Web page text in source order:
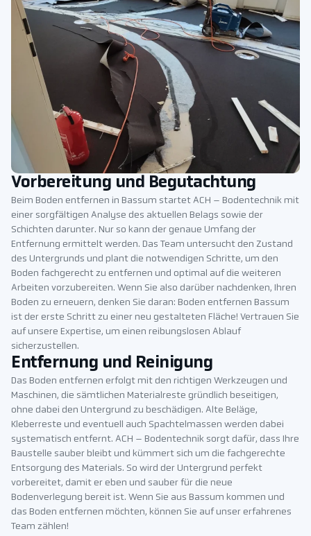
Vorbereitung und Begutachtung
Beim Boden entfernen in Bassum startet ACH – Bodentechnik mit
einer sorgfältigen Analyse des aktuellen Belags sowie der
Schichten darunter. Nur so kann der genaue Umfang der
Entfernung ermittelt werden. Das Team untersucht den Zustand
des Untergrunds und plant die notwendigen Schritte, um den
Boden fachgerecht zu entfernen und optimal auf die weiteren
Arbeiten vorzubereiten. Wenn Sie also darüber nachdenken, Ihren
Boden zu erneuern, denken Sie daran: Boden entfernen Bassum
ist der erste Schritt zu einer neu gestalteten Fläche! Vertrauen Sie
auf unsere Expertise, um einen reibungslosen Ablauf
sicherzustellen.
Entfernung und Reinigung
Das Boden entfernen erfolgt mit den richtigen Werkzeugen und
Maschinen, die sämtlichen Materialreste gründlich beseitigen,
ohne dabei den Untergrund zu beschädigen. Alte Beläge,
Kleberreste und eventuell auch Spachtelmassen werden dabei
systematisch entfernt. ACH – Bodentechnik sorgt dafür, dass Ihre
Baustelle sauber bleibt und kümmert sich um die fachgerechte
Entsorgung des Materials. So wird der Untergrund perfekt
vorbereitet, damit er eben und sauber für die neue
Bodenverlegung bereit ist. Wenn Sie aus Bassum kommen und
das Boden entfernen möchten, können Sie auf unser erfahrenes
Team zählen!